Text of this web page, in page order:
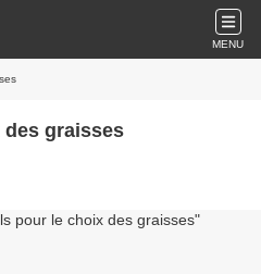
MENU
graisses